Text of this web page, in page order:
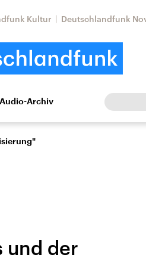
Kultur Deutschlandfunk
Europa
Iran
Audio-Archiv
und der